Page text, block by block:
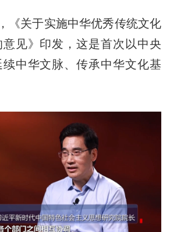
关于实施中华优秀传统文化
见》印发，这是首次以中央
中华文脉、传承中华文化基